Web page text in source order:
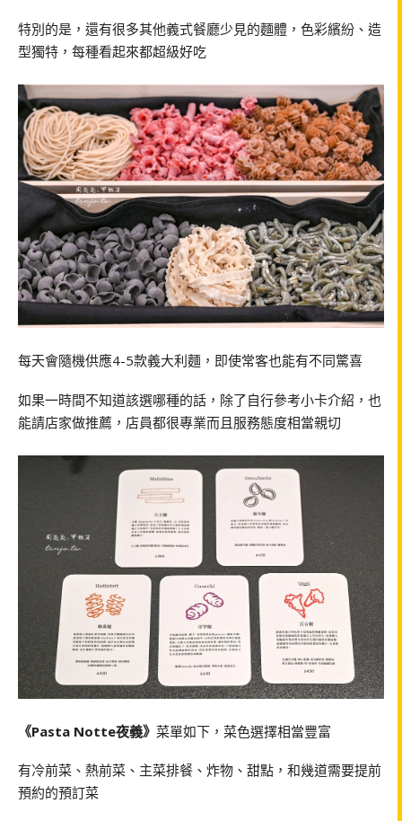
特別的是，還有很多其他義式餐廳少見的麵體，色彩繽紛、造
型獨特，每種看起來都超級好吃
每天會隨機供應4-5款義大利麵，即使常客也能有不同驚喜
如果一時間不知道該選哪種的話，除了自行參考小卡介紹，也
能請店家做推薦，店員都很專業而且服務態度相當親切
《Pasta Notte夜義》 菜單如下，菜色選擇相當豐富
有冷前菜、熱前菜、主菜排餐、炸物、甜點，和幾道需要提前
預約的預訂菜